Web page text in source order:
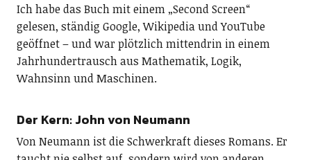
Ich habe das Buch mit einem „Second Screen“
gelesen, ständig Google, Wikipedia und YouTube
geöffnet – und war plötzlich mittendrin in einem
Jahrhundertrausch aus Mathematik, Logik,
Wahnsinn und Maschinen.
Der Kern: John von Neumann
Von Neumann ist die Schwerkraft dieses Romans. Er